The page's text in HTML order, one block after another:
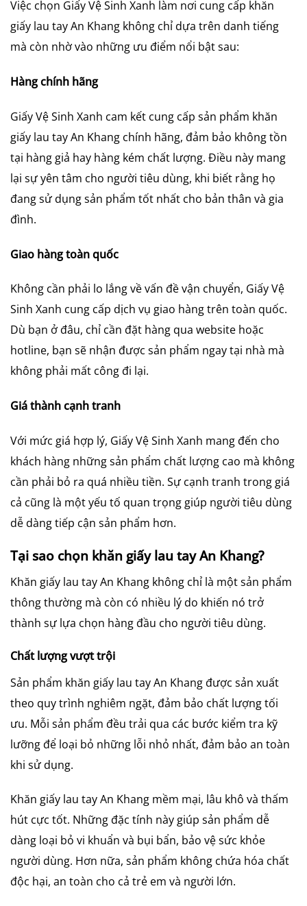
Việc chọn Giấy Vệ Sinh Xanh làm nơi cung cấp khăn
giấy lau tay An Khang không chỉ dựa trên danh tiếng
mà còn nhờ vào những ưu điểm nổi bật sau:
Hàng chính hãng
Giấy Vệ Sinh Xanh cam kết cung cấp sản phẩm khăn
giấy lau tay An Khang chính hãng, đảm bảo không tồn
tại hàng giả hay hàng kém chất lượng. Điều này mang
lại sự yên tâm cho người tiêu dùng, khi biết rằng họ
đang sử dụng sản phẩm tốt nhất cho bản thân và gia
đình.
Giao hàng toàn quốc
Không cần phải lo lắng về vấn đề vận chuyển, Giấy Vệ
Sinh Xanh cung cấp dịch vụ giao hàng trên toàn quốc.
Dù bạn ở đâu, chỉ cần đặt hàng qua website hoặc
hotline, bạn sẽ nhận được sản phẩm ngay tại nhà mà
không phải mất công đi lại.
Giá thành cạnh tranh
Với mức giá hợp lý, Giấy Vệ Sinh Xanh mang đến cho
khách hàng những sản phẩm chất lượng cao mà không
cần phải bỏ ra quá nhiều tiền. Sự cạnh tranh trong giá
cả cũng là một yếu tố quan trọng giúp người tiêu dùng
dễ dàng tiếp cận sản phẩm hơn.
Tại sao chọn khăn giấy lau tay An Khang?
Khăn giấy lau tay An Khang không chỉ là một sản phẩm
thông thường mà còn có nhiều lý do khiến nó trở
thành sự lựa chọn hàng đầu cho người tiêu dùng.
Chất lượng vượt trội
Sản phẩm khăn giấy lau tay An Khang được sản xuất
theo quy trình nghiêm ngặt, đảm bảo chất lượng tối
ưu. Mỗi sản phẩm đều trải qua các bước kiểm tra kỹ
lưỡng để loại bỏ những lỗi nhỏ nhất, đảm bảo an toàn
khi sử dụng.
Khăn giấy lau tay An Khang mềm mại, lâu khô và thấm
hút cực tốt. Những đặc tính này giúp sản phẩm dễ
dàng loại bỏ vi khuẩn và bụi bẩn, bảo vệ sức khỏe
người dùng. Hơn nữa, sản phẩm không chứa hóa chất
độc hại, an toàn cho cả trẻ em và người lớn.